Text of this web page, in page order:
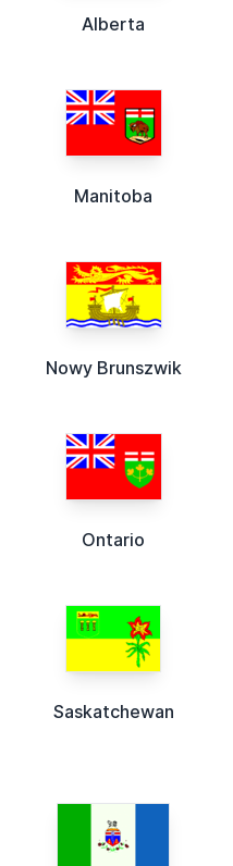
Alberta
Manitoba
Nowy Brunszwik
Ontario
Saskatchewan